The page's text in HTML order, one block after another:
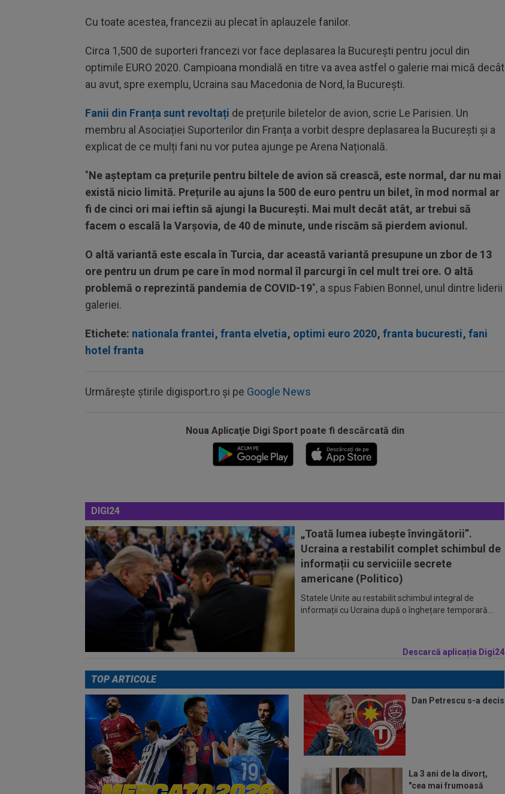
Cu toate acestea, francezii au plecat în aplauzele fanilor.
Circa 1,500 de suporteri francezi vor face deplasarea la București pentru jocul din
optimile EURO 2020. Campioana mondială en titre va avea astfel o galerie mai mică decât
au avut, spre exemplu, Ucraina sau Macedonia de Nord, la București.
Fanii din Franța sunt revoltați de prețurile biletelor de avion, scrie Le Parisien. Un
membru al Asociației Suporterilor din Franța a vorbit despre deplasarea la București și a
explicat de ce mulți fani nu vor putea ajunge pe Arena Națională.
"Ne așteptam ca prețurile pentru biltele de avion să crească, este normal, dar nu mai
există nicio limită. Prețurile au ajuns la 500 de euro pentru un bilet, în mod normal ar
fi de cinci ori mai ieftin să ajungi la București. Mai mult decât atât, ar trebui să
facem o escală la Varșovia, de 40 de minute, unde riscăm să pierdem avionul.
O altă variantă este escala în Turcia, dar această variantă presupune un zbor de 13
ore pentru un drum pe care în mod normal îl parcurgi în cel mult trei ore. O altă
problemă o reprezintă pandemia de COVID-19", a spus Fabien Bonnel, unul dintre liderii
galeriei.
Etichete: nationala frantei, franta elvetia, optimi euro 2020, franta bucuresti, fani
hotel franta
Urmărește știrile digisport.ro și pe Google News
Noua Aplicaţie Digi Sport poate fi descărcată din
DIGI24
„Toată lumea iubește învingătorii”.
Ucraina a restabilit complet schimbul de
informații cu serviciile secrete
americane (Politico)
Statele Unite au restabilit schimbul integral de
informații cu Ucraina după o înghețare temporară...
Descarcă aplicația Digi24
TOP ARTICOLE
Dan Petrescu s-a decis
La 3 ani de la divorț,
"cea mai frumoasă